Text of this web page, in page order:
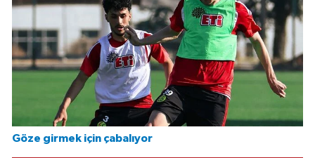
Göze girmek için çabalıyor